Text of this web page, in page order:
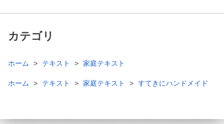
カテゴリ
ホーム テキスト 家庭テキスト
ホーム テキスト 家庭テキスト すてきにハンドメイド